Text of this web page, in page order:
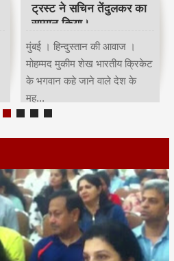
ट्रस्ट ने सचिन तेंदुलकर का
सम्मान किया।
मुंबई । हिन्दुस्तान की आवाज ।
मोहम्मद मुकीम शेख भारतीय क्रिकेट
के भगवान कहे जाने वाले देश के
मह...